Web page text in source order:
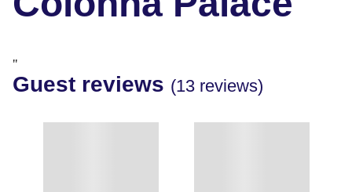
"
Guest reviews (13 reviews)